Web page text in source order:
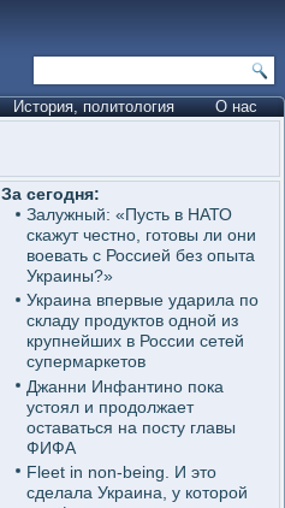
История, политология О нас
За сегодня:
Залужный: «Пусть в НАТО
скажут честно, готовы ли они
воевать с Россией без опыта
Украины?»
Украина впервые ударила по
складу продуктов одной из
крупнейших в России сетей
супермаркетов
Джанни Инфантино пока
устоял и продолжает
оставаться на посту главы
ФИФА
Fleet in non-being. И это
сделала Украина, у которой